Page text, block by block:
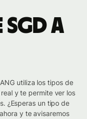
a
utiliza los tipos de
y te permite ver los
¿Esperas un tipo de
y te avisaremos